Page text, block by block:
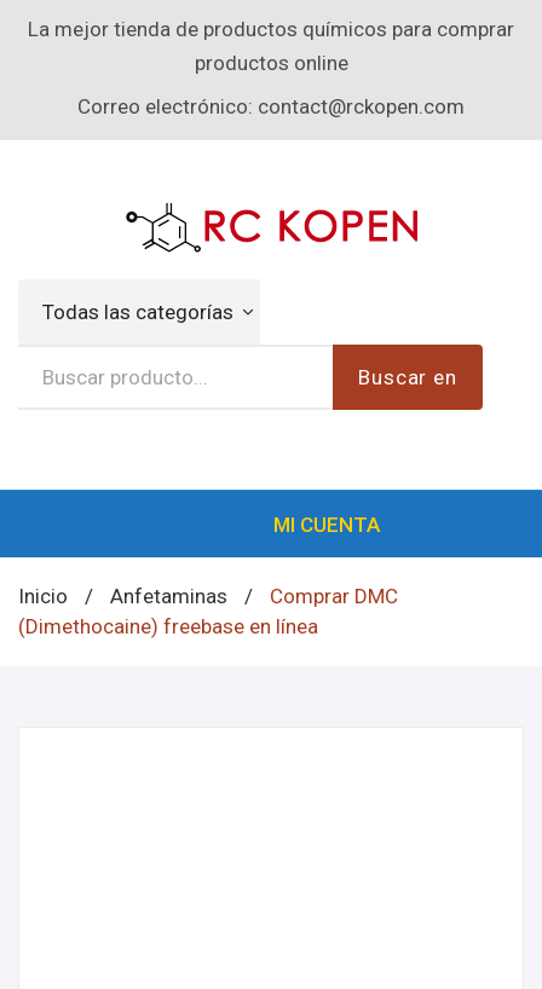
La mejor tienda de productos químicos para comprar
productos online
Correo electrónico: contact@rckopen.com
Todas las categorías
Buscar en
MI CUENTA
Inicio / Anfetaminas /
Comprar DMC
(Dimethocaine) freebase en línea